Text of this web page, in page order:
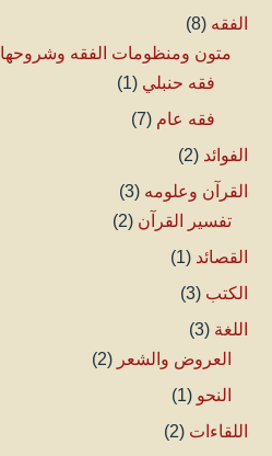
الفقه (8)
متون ومنظومات الفقه وشروحها
فقه حنبلي (1)
فقه عام (7)
الفوائد (2)
القرآن وعلومه (3)
تفسير القرآن (2)
القصائد (1)
الكتب (3)
اللغة (3)
العروض والشعر (2)
النحو (1)
اللقاءات (2)